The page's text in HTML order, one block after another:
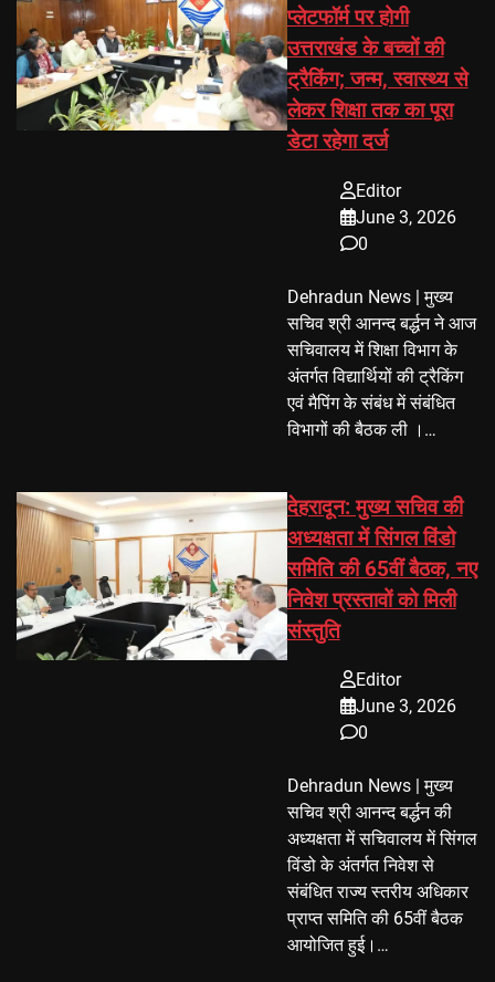
प्लेटफॉर्म पर होगी
उत्तराखंड के बच्चों की
ट्रैकिंग; जन्म, स्वास्थ्य से
लेकर शिक्षा तक का पूरा
डेटा रहेगा दर्ज
Editor
June 3, 2026
0
Dehradun News | मुख्य
सचिव श्री आनन्द बर्द्धन ने आज
सचिवालय में शिक्षा विभाग के
अंतर्गत विद्यार्थियों की ट्रैकिंग
एवं मैपिंग के संबंध में संबंधित
विभागों की बैठक ली ।…
देहरादून: मुख्य सचिव की
अध्यक्षता में सिंगल विंडो
समिति की 65वीं बैठक, नए
निवेश प्रस्तावों को मिली
संस्तुति
Editor
June 3, 2026
0
Dehradun News | मुख्य
सचिव श्री आनन्द बर्द्धन की
अध्यक्षता में सचिवालय में सिंगल
विंडो के अंतर्गत निवेश से
संबंधित राज्य स्तरीय अधिकार
प्राप्त समिति की 65वीं बैठक
आयोजित हुई।…